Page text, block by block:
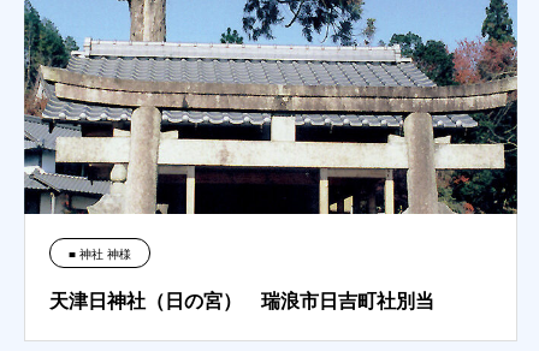
■ 神社 神様
天津日神社（日の宮） 瑞浪市日吉町社別当